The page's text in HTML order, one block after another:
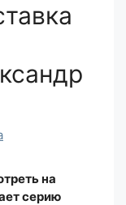
на
серию